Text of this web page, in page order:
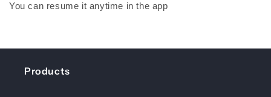
You can resume it anytime in the app
Products